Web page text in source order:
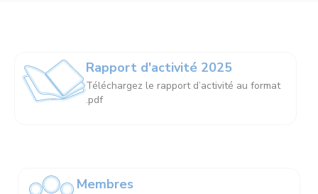
Rapport d'activité 2025
Téléchargez le rapport d’activité au format
.pdf
Membres